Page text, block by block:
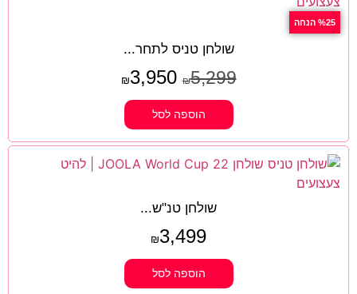
%25 הנחה
שולחן טניס לתחר...
₪5,299
₪3,950
הוספה לסל
שולחן טנ"ש...
₪3,499
הוספה לסל